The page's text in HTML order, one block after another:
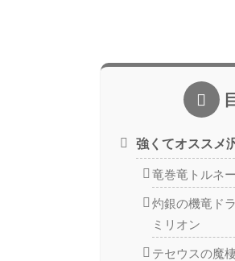
強くてオススメ
竜巻竜トルネ
灼銀の機竜ド
ミリオン
テセウスの魔